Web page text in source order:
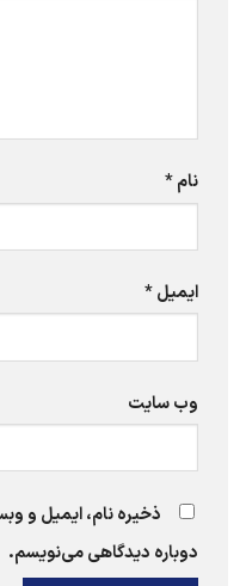
نام*
ایمیل*
وب‌ سایت
ذخیره نام، ایمیل و
دوباره دیدگاهی می‌نویسم.